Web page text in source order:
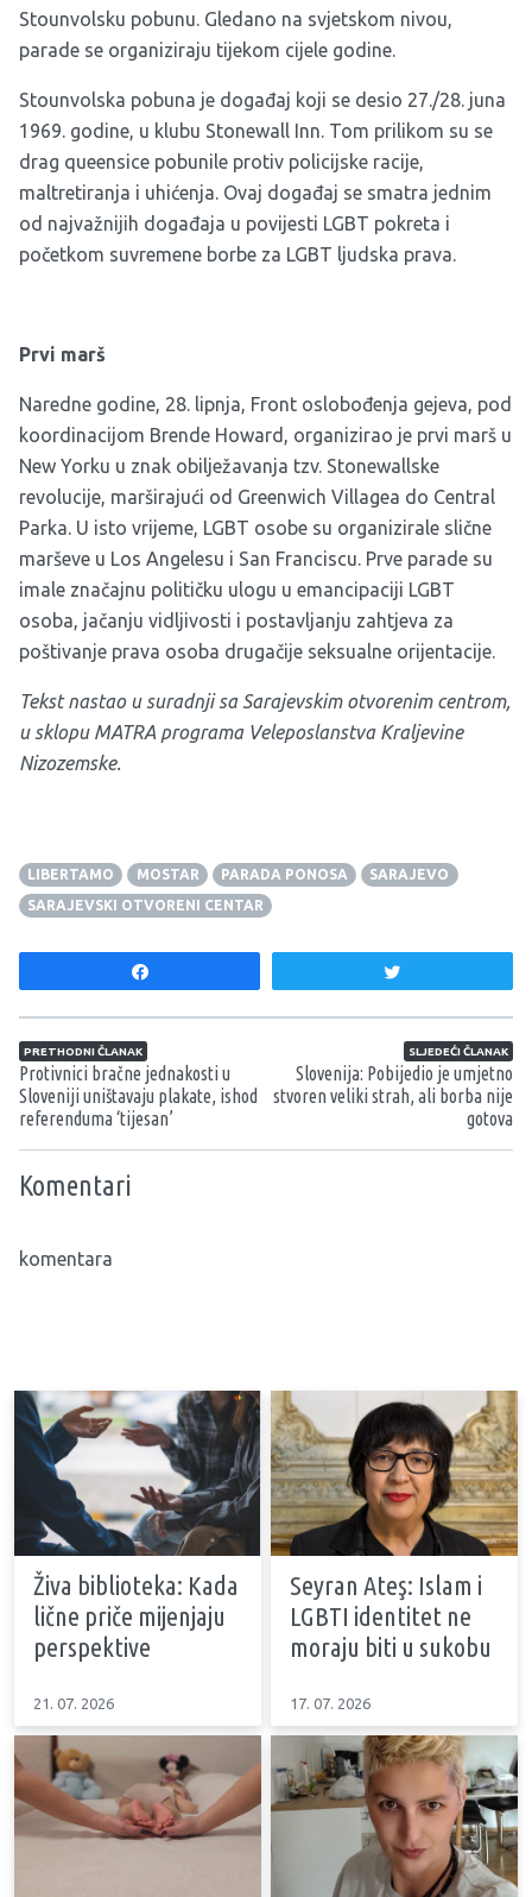
Stounvolsku pobunu. Gledano na svjetskom nivou,
parade se organiziraju tijekom cijele godine.
Stounvolska pobuna je događaj koji se desio 27./28. juna
1969. godine, u klubu Stonewall Inn. Tom prilikom su se
drag queensice pobunile protiv policijske racije,
maltretiranja i uhićenja. Ovaj događaj se smatra jednim
od najvažnijih događaja u povijesti LGBT pokreta i
početkom suvremene borbe za LGBT ljudska prava.
Prvi marš
Naredne godine, 28. lipnja, Front oslobođenja gejeva, pod
koordinacijom Brende Howard, organizirao je prvi marš u
New Yorku u znak obilježavanja tzv. Stonewallske
revolucije, marširajući od Greenwich Villagea do Central
Parka. U isto vrijeme, LGBT osobe su organizirale slične
marševe u Los Angelesu i San Franciscu. Prve parade su
imale značajnu političku ulogu u emancipaciji LGBT
osoba, jačanju vidljivosti i postavljanju zahtjeva za
poštivanje prava osoba drugačije seksualne orijentacije.
Tekst nastao u suradnji sa Sarajevskim otvorenim centrom,
u sklopu MATRA programa Veleposlanstva Kraljevine
Nizozemske.
LIBERTAMO MOSTAR PARADA PONOSA
SARAJEVO
SARAJEVSKI OTVORENI CENTAR
Navigacija članaka
PRETHODNI ČLANAK
Protivnici bračne jednakosti u
Sloveniji uništavaju plakate, ishod
referenduma ‘tijesan’
SLJEDEĆI ČLANAK
Slovenija: Pobijedio je umjetno
stvoren veliki strah, ali borba nije
gotova
Komentari
komentara
Živa biblioteka: Kada
lične priče mijenjaju
perspektive
21. 07. 2026
Seyran Ateş: Islam i
LGBTI identitet ne
moraju biti u sukobu
17. 07. 2026